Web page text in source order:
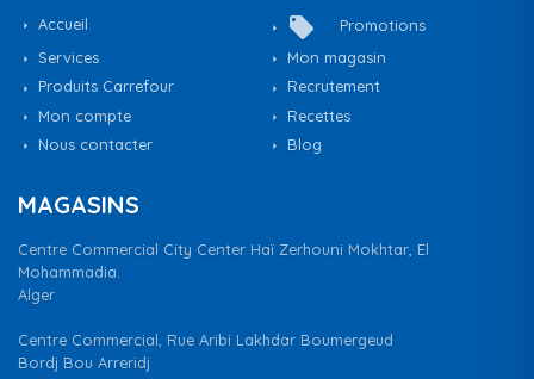
Accueil local_offer
Promotions
Services
Mon magasin
Produits Carrefour
Recrutement
Mon compte
Recettes
Nous contacter
Blog
MAGASINS
Centre Commercial City Center Haï Zerhouni Mokhtar, El
Mohammadia.
Alger
Centre Commercial, Rue Aribi Lakhdar Boumergeud
Bordj Bou Arreridj